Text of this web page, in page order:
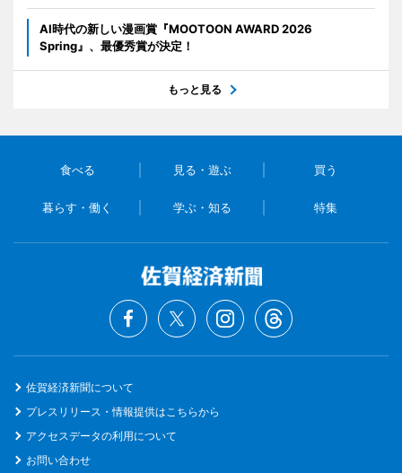
AI時代の新しい漫画賞『MOOTOON AWARD 2026
Spring』、最優秀賞が決定！
もっと見る
食べる 見る・遊ぶ 買う
暮らす・働く 学ぶ・知る 特集
佐賀経済新聞について
プレスリリース・情報提供はこちらから
アクセスデータの利用について
お問い合わせ